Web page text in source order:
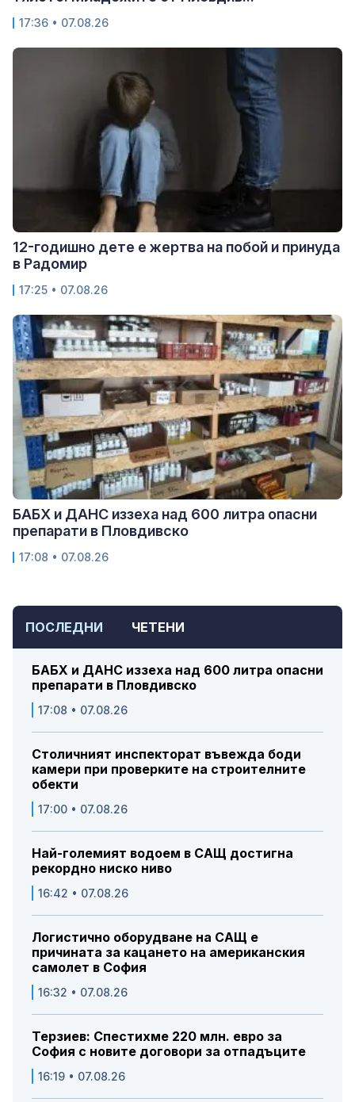
ПОСЛЕДНИ ЧЕТЕНИ
БАБХ и ДАНС иззеха над 600 литра опасни
препарати в Пловдивско
17:08 • 07.08.26
Столичният инспекторат въвежда боди
камери при проверките на строителните
обекти
17:00 • 07.08.26
Най-големият водоем в САЩ достигна
рекордно ниско ниво
16:42 • 07.08.26
Логистично оборудване на САЩ е
причината за кацането на американския
самолет в София
16:32 • 07.08.26
Терзиев: Спестихме 220 млн. евро за
София с новите договори за отпадъците
16:19 • 07.08.26
17:36 • 07.08.26
12-годишно дете е жертва на побой и принуда
в Радомир
17:25 • 07.08.26
БАБХ и ДАНС иззеха над 600 литра опасни
препарати в Пловдивско
17:08 • 07.08.26